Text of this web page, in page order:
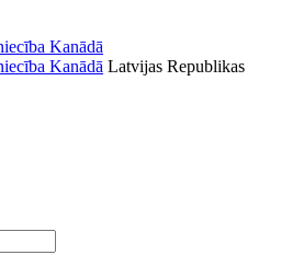
Latvijas Republikas